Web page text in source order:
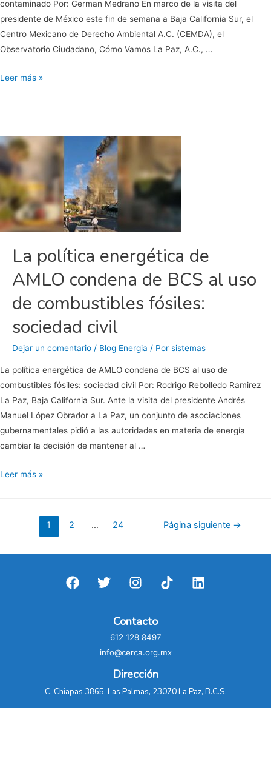
contaminado Por: German Medrano En marco de la visita del
presidente de México este fin de semana a Baja California Sur, el
Centro Mexicano de Derecho Ambiental A.C. (CEMDA), el
Observatorio Ciudadano, Cómo Vamos La Paz, A.C., …
Política
a
Baja
California
a
depender
de
combustibles
fósiles
seguir
respirando
aire
contaminado
Leer más »
La política energética de
AMLO condena de BCS al uso
de combustibles fósiles:
sociedad civil
Dejar un comentario / Blog Energia / Por sistemas
La política energética de AMLO condena de BCS al uso de
combustibles fósiles: sociedad civil Por: Rodrigo Rebolledo Ramirez
La Paz, Baja California Sur. Ante la visita del presidente Andrés
Manuel López Obrador a La Paz, un conjunto de asociaciones
gubernamentales pidió a las autoridades en materia de energía
cambiar la decisión de mantener al …
La
Leer más »
Paginación
entradas
1 2 … 24 Página siguiente →
Contacto
612 128 8497
info@cerca.org.mx
Dirección
C. Chiapas 3865, Las Palmas, 23070 La Paz, B.C.S.